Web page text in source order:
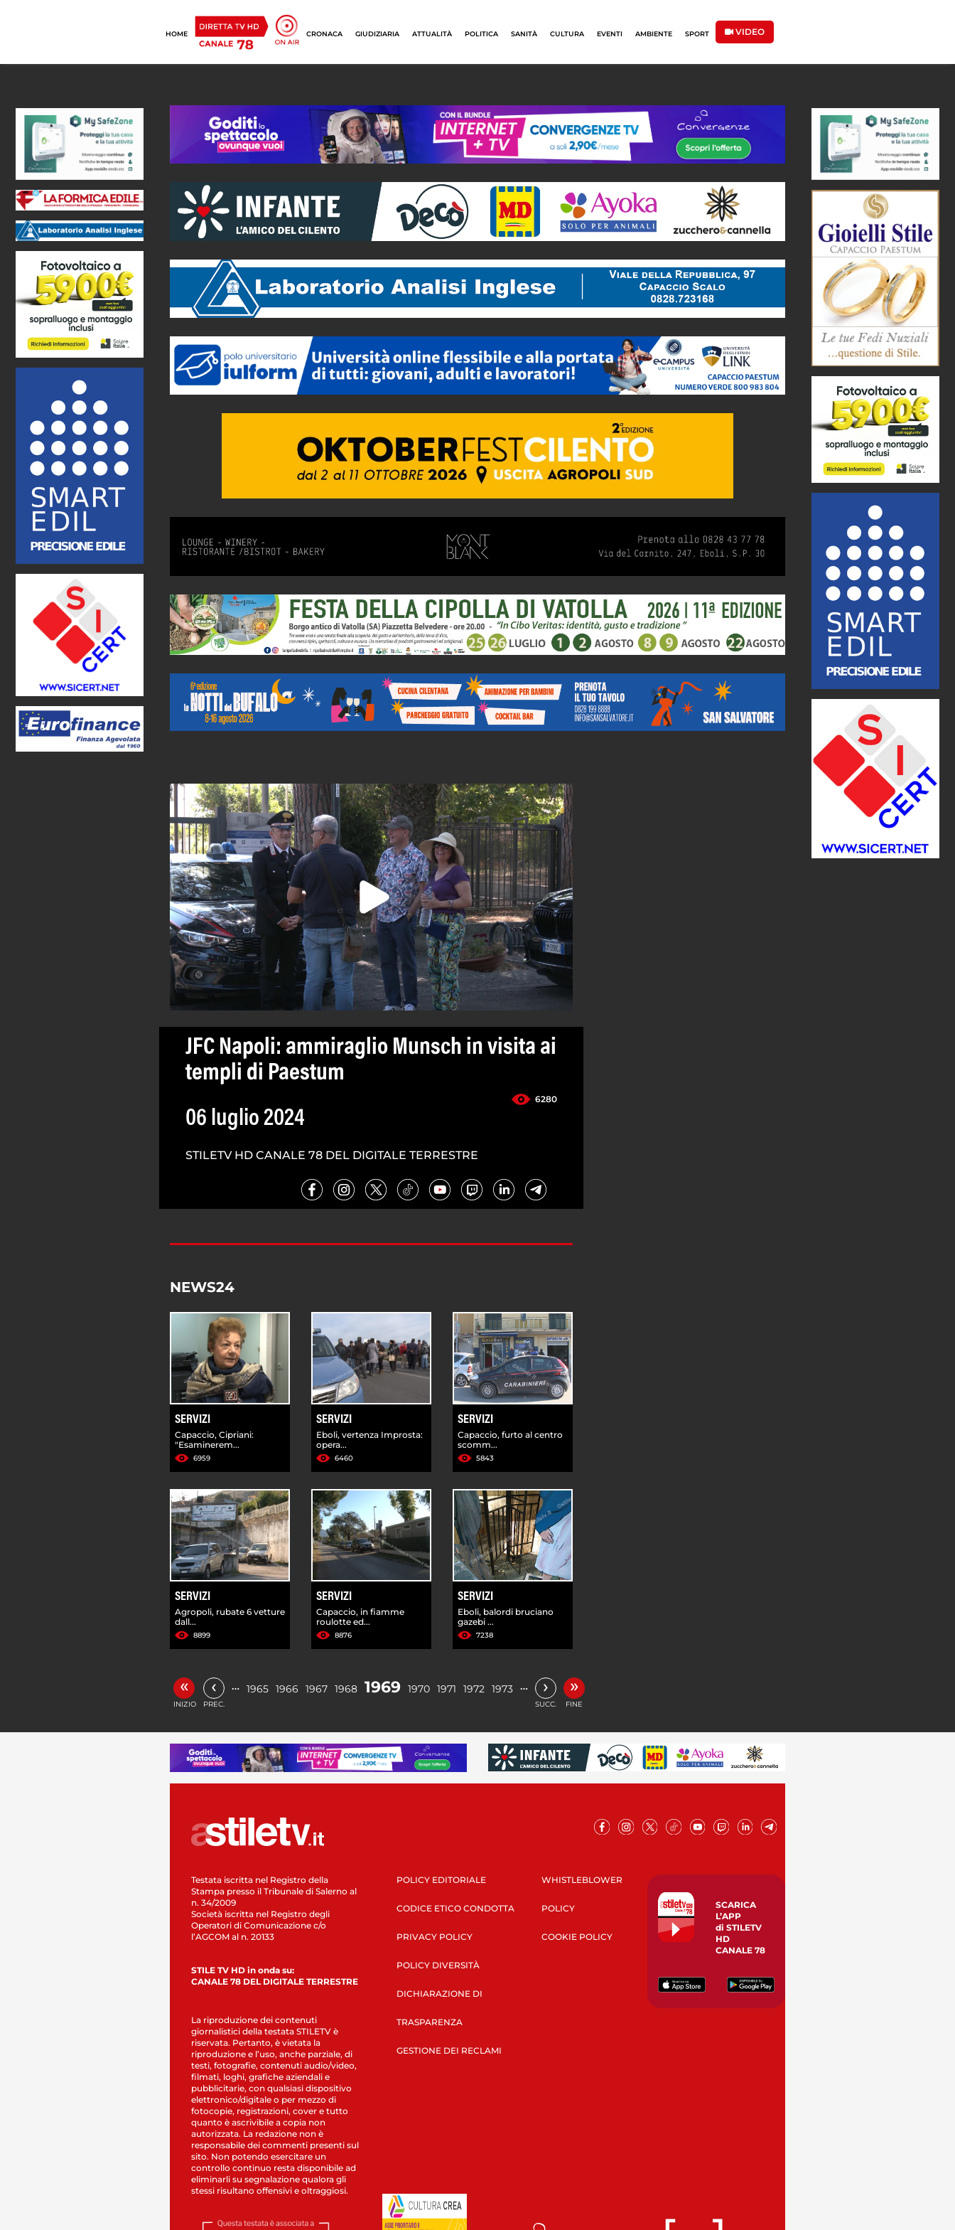
HOME CRONACA GIUDIZIARIA ATTUALITÀ POLITICA SANITÀ CULTURA EVENTI AMBIENTE SPORT VIDEO
JFC Napoli: ammiraglio Munsch in visita ai
templi di Paestum
6280
06 luglio 2024
STILETV HD CANALE 78 DEL DIGITALE TERRESTRE
NEWS24
SERVIZI
Capaccio, Cipriani:
"Esaminerem...
6959
SERVIZI
Eboli, vertenza Improsta:
opera...
6460
SERVIZI
Capaccio, furto al centro
scomm...
5843
SERVIZI
Agropoli, rubate 6 vetture
dall...
8899
SERVIZI
Capaccio, in fiamme
roulotte ed...
8876
SERVIZI
Eboli, balordi bruciano
gazebi ...
7238
«
INIZIO
‹
PREC.
… 1965 1966 1967 1968 1969 1970 1971 1972 1973 … ›
SUCC.
»
FINE
Testata iscritta nel Registro della
Stampa presso il Tribunale di Salerno al
n. 34/2009
Società iscritta nel Registro degli
Operatori di Comunicazione c/o
l’AGCOM al n. 20133
STILE TV HD in onda su:
CANALE 78 DEL DIGITALE TERRESTRE
La riproduzione dei contenuti
giornalistici della testata STILETV è
riservata. Pertanto, è vietata la
riproduzione e l’uso, anche parziale, di
testi, fotografie, contenuti audio/video,
filmati, loghi, grafiche aziendali e
pubblicitarie, con qualsiasi dispositivo
elettronico/digitale o per mezzo di
fotocopie, registrazioni, cover e tutto
quanto è ascrivibile a copia non
autorizzata. La redazione non è
responsabile dei commenti presenti sul
sito. Non potendo esercitare un
controllo continuo resta disponibile ad
eliminarli su segnalazione qualora gli
stessi risultano offensivi e oltraggiosi.
POLICY EDITORIALE
CODICE ETICO CONDOTTA
PRIVACY POLICY
POLICY DIVERSITÀ
DICHIARAZIONE DI
TRASPARENZA
GESTIONE DEI RECLAMI
WHISTLEBLOWER
POLICY
COOKIE POLICY
SCARICA
L’APP
di STILETV
HD
CANALE 78